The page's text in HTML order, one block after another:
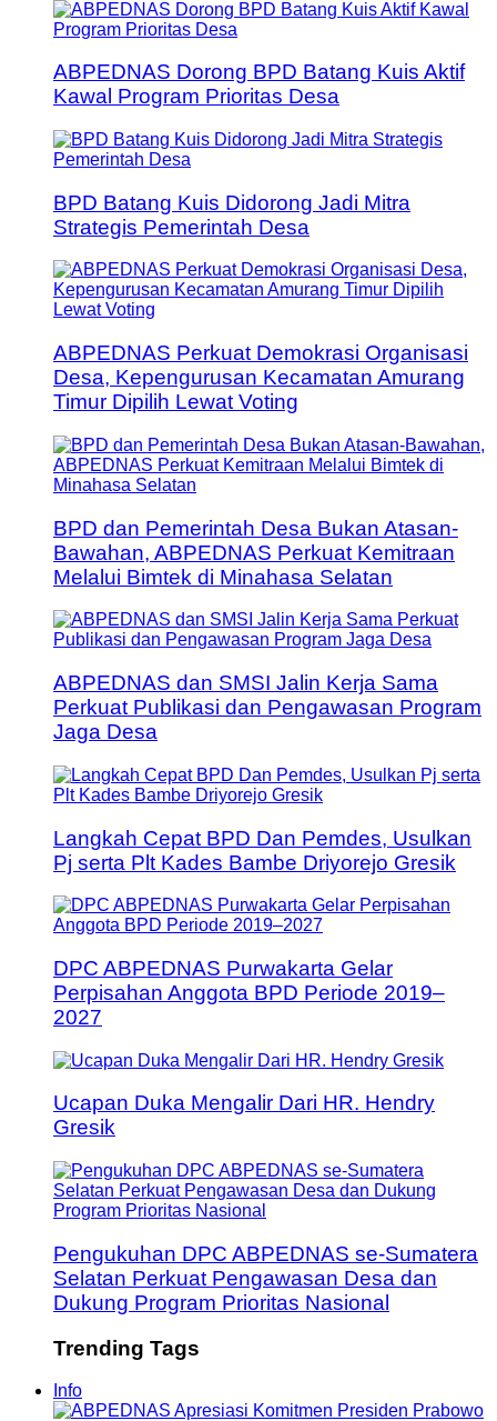
ABPEDNAS Dorong BPD Batang Kuis Aktif
Kawal Program Prioritas Desa
BPD Batang Kuis Didorong Jadi Mitra
Strategis Pemerintah Desa
ABPEDNAS Perkuat Demokrasi Organisasi
Desa, Kepengurusan Kecamatan Amurang
Timur Dipilih Lewat Voting
BPD dan Pemerintah Desa Bukan Atasan-
Bawahan, ABPEDNAS Perkuat Kemitraan
Melalui Bimtek di Minahasa Selatan
ABPEDNAS dan SMSI Jalin Kerja Sama
Perkuat Publikasi dan Pengawasan Program
Jaga Desa
Langkah Cepat BPD Dan Pemdes, Usulkan
Pj serta Plt Kades Bambe Driyorejo Gresik
DPC ABPEDNAS Purwakarta Gelar
Perpisahan Anggota BPD Periode 2019–
2027
Ucapan Duka Mengalir Dari HR. Hendry
Gresik
Pengukuhan DPC ABPEDNAS se-Sumatera
Selatan Perkuat Pengawasan Desa dan
Dukung Program Prioritas Nasional
Trending Tags
Info